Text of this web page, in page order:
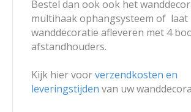
Bestel dan ook ook het
multihaak ophangsysteem of laat
wanddecoratie afleveren met 4
afstandhouders.
Kijk hier voorverzendkosten en
leveringstijden van uw